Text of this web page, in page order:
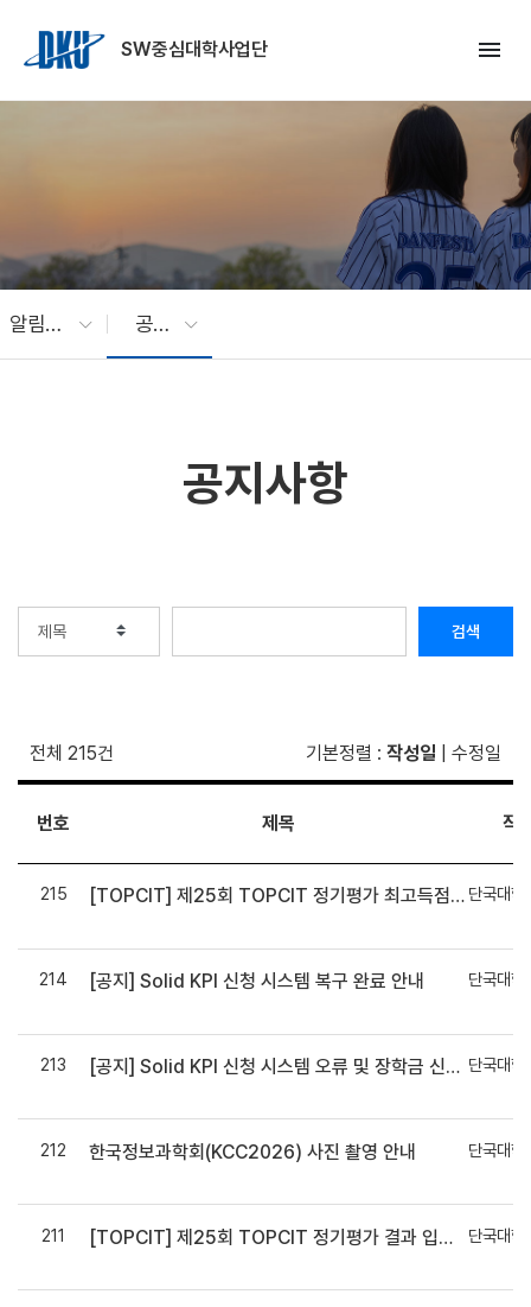
SW중심대학사업단
menu
알림마당 공지사항
공지사항
검색
전체 215건 기본정렬 : 작성일 수정일
번호 제목 작
215 [TOPCIT] 제25회 TOPCIT 정기평가 최고득점자 총장상 포상 안내 단국대학
214 [공지] Solid KPI 신청 시스템 복구 완료 안내
단국대학
213 [공지] Solid KPI 신청 시스템 오류 및 장학금 신청 기한 연장 안내 (~7월 2일(목) 자정까지) 단국대학
212 한국정보과학회(KCC2026) 사진 촬영 안내
단국대학
211 [TOPCIT] 제25회 TOPCIT 정기평가 결과 입력 및 마일리지 신청 안내(단체 및 개인 응시자)
단국대학